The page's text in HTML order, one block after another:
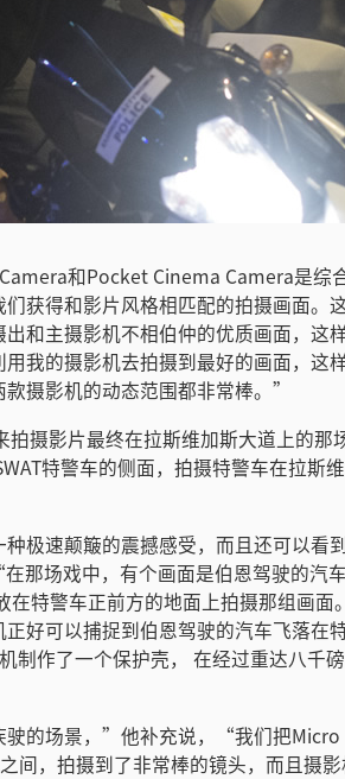
和Pocket Cinema Camera是综
获得和影片风格相匹配的拍摄画面。
和主摄影机不相伯仲的优质画面，这
我的摄影机去拍摄到最好的画面，这
摄影机的动态范围都非常棒。”
摄影片最终在拉斯维加斯大道上的那
特警车的侧面，拍摄特警车在拉斯
极速颠簸的震撼感受，而且还可以看
那场戏中，有个画面是伯恩驾驶的汽
特警车正前方的地面上拍摄那组画面
好可以捕捉到伯恩驾驶的汽车飞落在
制作了一个保护壳， 在经过重达八千
驶的场景，”他补充说，“我们把
间，拍摄到了非常棒的镜头，而且摄